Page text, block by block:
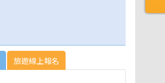
旅遊線上報名